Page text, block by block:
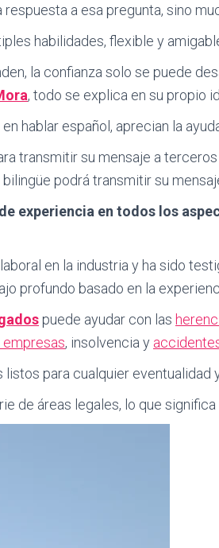
a esa pregunta, sino
habilidades, flexible y
la confianza solo se puede
, todo se explica en su propio
hablar español, aprecian la
transmitir su mensaje a
podrá transmitir su
experiencia en todos los
en la industria y ha sido
profundo basado en la
puede ayudar con las
, insolvencia y
para cualquier eventualidad
de áreas legales, lo que